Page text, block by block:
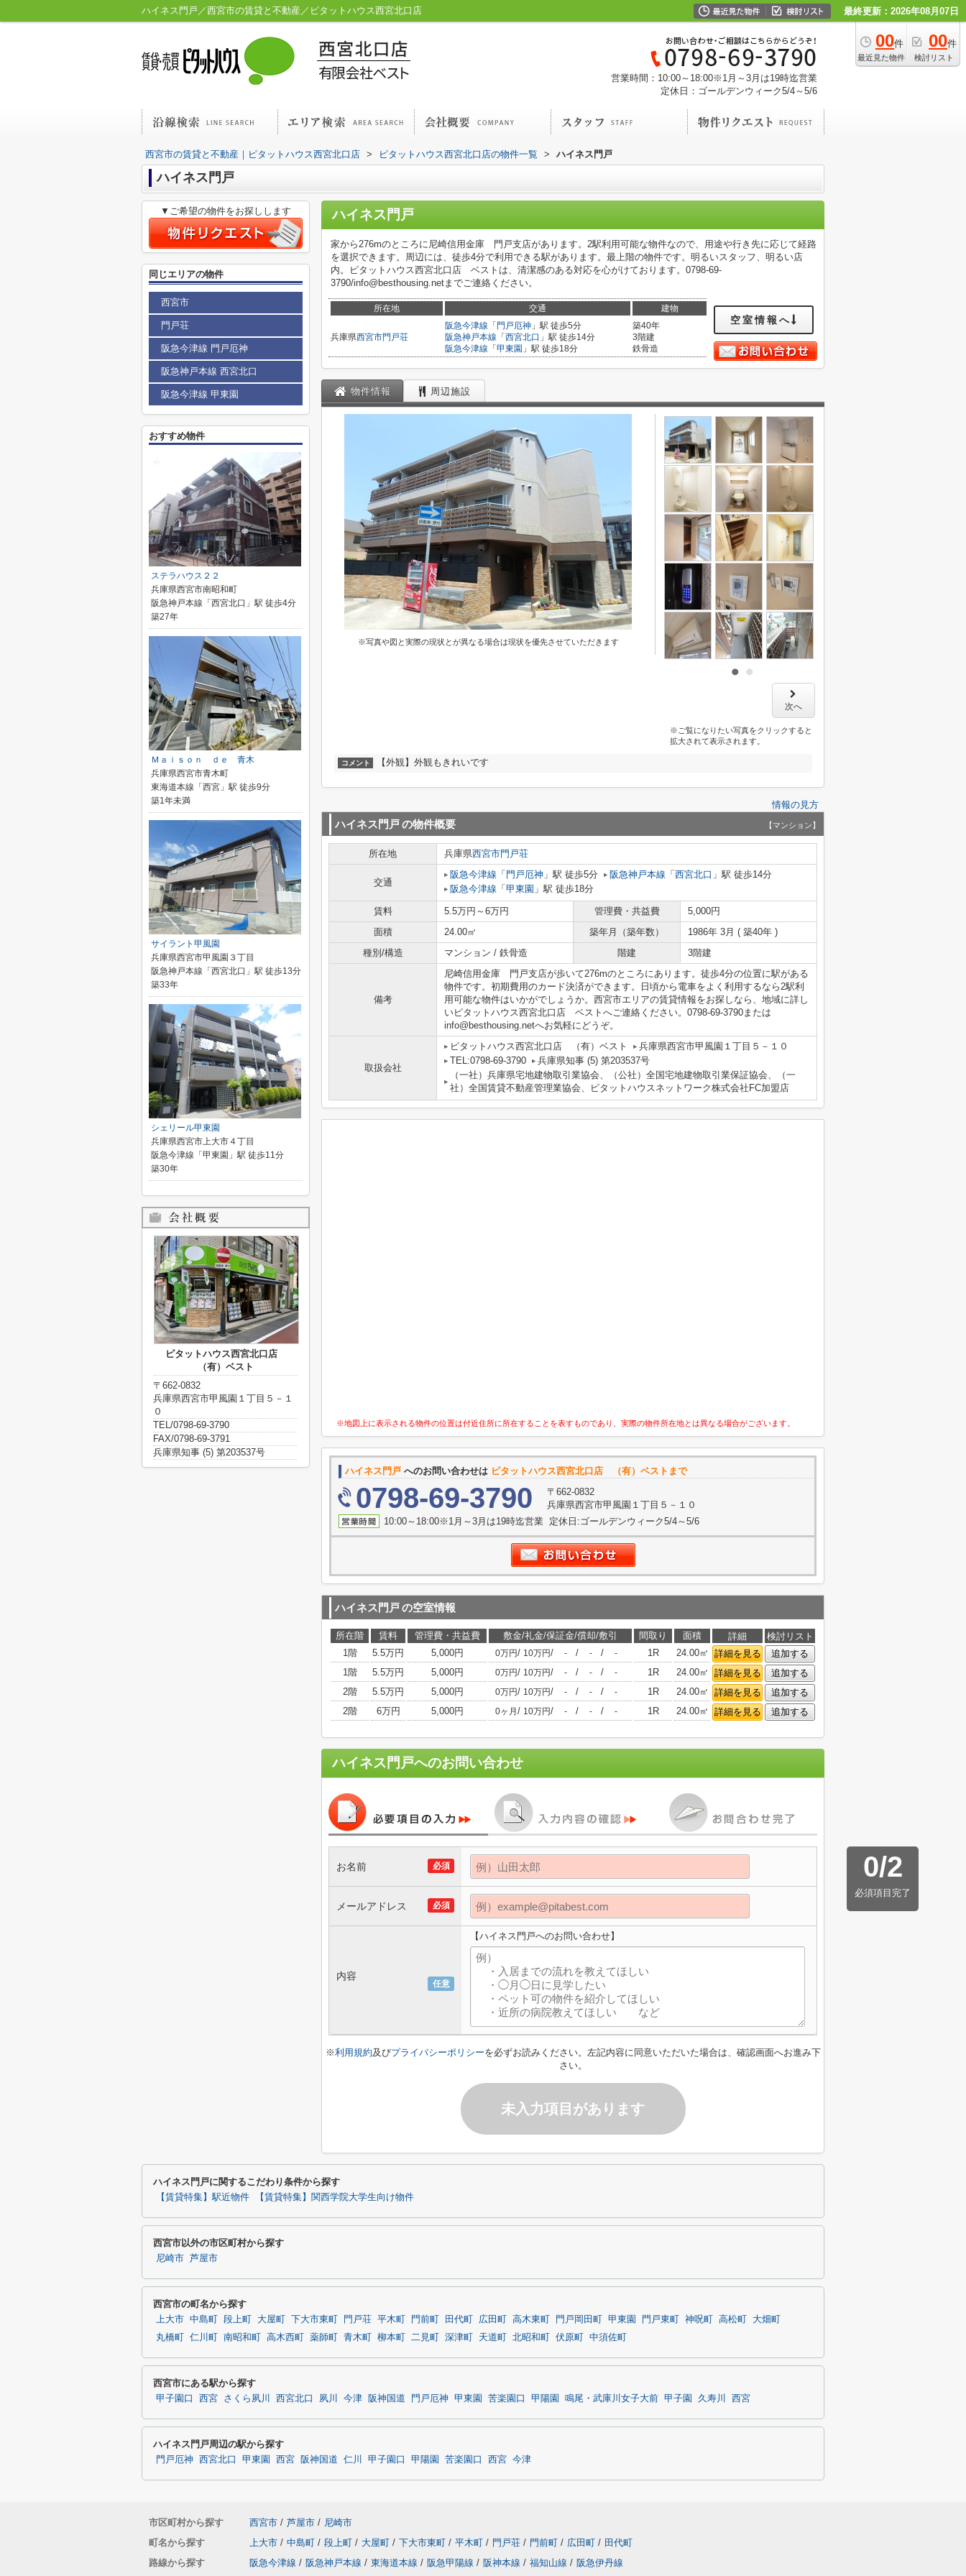
ハイネス門戸／西宮市の賃貸と不動産／ピタットハウス西宮北口店 最終更新：2026年08月07日
00件
最近見た物件
00件
検討リスト
営業時間：10:00～18:00※1月～3月は19時迄営業
定休日：ゴールデンウィーク5/4～5/6
西宮市の賃貸と不動産｜ピタットハウス西宮北口店 > ピタットハウス西宮北口店の物件一覧 > ハイネス門戸
ハイネス門戸
ハイネス門戸
家から276mのところに尼崎信用金庫 門戸支店があります。2駅利用可能な物件なので、用途や行き先に応じて経路
を選択できます。周辺には、徒歩4分で利用できる駅があります。最上階の物件です。明るいスタッフ、明るい店
内。ピタットハウス西宮北口店 ベストは、清潔感のある対応を心がけております。0798-69-
3790/info@besthousing.netまでご連絡ください。
所在地 交通 建物
兵庫県西宮市門戸荘
阪急今津線 「 門戸厄神 」駅 徒歩5分
阪急神戸本線 「 西宮北口 」駅 徒歩14分
阪急今津線 「 甲東園 」駅 徒歩18分
築40年
3階建
鉄骨造
空室情報へ
物件情報 周辺施設
※写真や図と実際の現状とが異なる場合は現状を優先させていただきます
次へ
※ご覧になりたい写真をクリックすると
拡大されて表示されます。
コメント 【外観】外観もきれいです
情報の見方
ハイネス門戸の物件概要 【マンション】
所在地 兵庫県西宮市門戸荘
交通
阪急今津線 「 門戸厄神 」駅 徒歩5分 阪急神戸本線 「 西宮北口 」駅 徒歩14分
阪急今津線 「 甲東園 」駅 徒歩18分
賃料 5.5万円～6万円 管理費・共益費
5,000円
面積
24.00㎡ 築年月（築年数）
1986年 3月 ( 築40年 )
種別/構造
マンション / 鉄骨造 階建 3階建
備考
尼崎信用金庫 門戸支店が歩いて276mのところにあります。徒歩4分の位置に駅がある
物件です。初期費用のカード決済ができます。日頃から電車をよく利用するなら2駅利
用可能な物件はいかがでしょうか。西宮市エリアの賃貸情報をお探しなら、地域に詳し
いピタットハウス西宮北口店 ベストへご連絡ください。0798-69-3790または
info@besthousing.netへお気軽にどうぞ。
取扱会社
ピタットハウス西宮北口店 （有）ベスト
兵庫県西宮市甲風園１丁目５－１０
TEL:0798-69-3790
兵庫県知事 (5) 第203537号
（一社）兵庫県宅地建物取引業協会、（公社）全国宅地建物取引業保証協会、（一
社）全国賃貸不動産管理業協会、ピタットハウスネットワーク株式会社FC加盟店
※地図上に表示される物件の位置は付近住所に所在することを表すものであり、実際の物件所在地とは異なる場合がございます。
ハイネス門戸 へのお問い合わせは ピタットハウス西宮北口店 （有）ベストまで
0798-69-3790
〒662-0832
兵庫県西宮市甲風園１丁目５－１０
10:00～18:00※1月～3月は19時迄営業 定休日:ゴールデンウィーク5/4～5/6
ハイネス門戸の空室情報
所在階 賃料 管理費・共益費 敷金/礼金/保証金/償却/敷引 間取り 面積 詳細
検討リスト
1階
5.5万円 5,000円 0万円/ 10万円/ - / - / - 1R 24.00㎡ 詳細を見る
追加する
1階
5.5万円 5,000円 0万円/ 10万円/ - / - / - 1R 24.00㎡ 詳細を見る
追加する
2階
5.5万円 5,000円 0万円/ 10万円/ - / - / - 1R 24.00㎡ 詳細を見る
追加する
2階
6万円 5,000円 0ヶ月 / 10万円/ - / - / - 1R 24.00㎡ 詳細を見る 追加する
ハイネス門戸へのお問い合わせ
0/2
必須項目完了
必須
お名前
必須
メールアドレス
任意
内容
【ハイネス門戸へのお問い合わせ】
※利用規約及びプライバシーポリシーを必ずお読みください。左記内容に同意いただいた場合は、確認画面へお進み下
さい。
未入力項目があります
▼ご希望の物件をお探しします
同じエリアの物件
西宮市
門戸荘
阪急今津線 門戸厄神
阪急神戸本線 西宮北口
阪急今津線 甲東園
おすすめ物件
ステラハウス２２
兵庫県西宮市南昭和町
阪急神戸本線「西宮北口」駅 徒歩4分
築27年
Ｍａｉｓｏｎ ｄｅ 青木
兵庫県西宮市青木町
東海道本線「西宮」駅 徒歩9分
築1年未満
サイラント甲風園
兵庫県西宮市甲風園３丁目
阪急神戸本線「西宮北口」駅 徒歩13分
築33年
シェリール甲東園
兵庫県西宮市上大市４丁目
阪急今津線「甲東園」駅 徒歩11分
築30年
ピタットハウス西宮北口店
（有）ベスト
〒662-0832
兵庫県西宮市甲風園１丁目５－１
０
TEL/0798-69-3790
FAX/0798-69-3791
兵庫県知事 (5) 第203537号
ハイネス門戸に関するこだわり条件から探す
【賃貸特集】駅近物件 【賃貸特集】関西学院大学生向け物件
西宮市以外の市区町村から探す
尼崎市 芦屋市
西宮市の町名から探す
上大市 中島町 段上町 大屋町 下大市東町 門戸荘 平木町 門前町 田代町 広田町 高木東町 門戸岡田町 甲東園 門戸東町 神呪町 高松町
大畑町
丸橋町
仁川町 南昭和町 高木西町 薬師町 青木町 柳本町 二見町 深津町 天道町 北昭和町 伏原町 中須佐町
西宮市にある駅から探す
甲子園口 西宮 さくら夙川 西宮北口 夙川 今津 阪神国道 門戸厄神 甲東園 苦楽園口 甲陽園 鳴尾・武庫川女子大前 甲子園 久寿川 西宮
ハイネス門戸周辺の駅から探す
門戸厄神 西宮北口 甲東園 西宮 阪神国道 仁川 甲子園口 甲陽園 苦楽園口 西宮 今津
市区町村から探す 西宮市 / 芦屋市 / 尼崎市
町名から探す
上大市 / 中島町 / 段上町 / 大屋町 / 下大市東町 / 平木町 / 門戸荘 / 門前町 / 広田町 / 田代町
路線から探す
阪急今津線 / 阪急神戸本線 / 東海道本線 / 阪急甲陽線 / 阪神本線 / 福知山線 / 阪急伊丹線